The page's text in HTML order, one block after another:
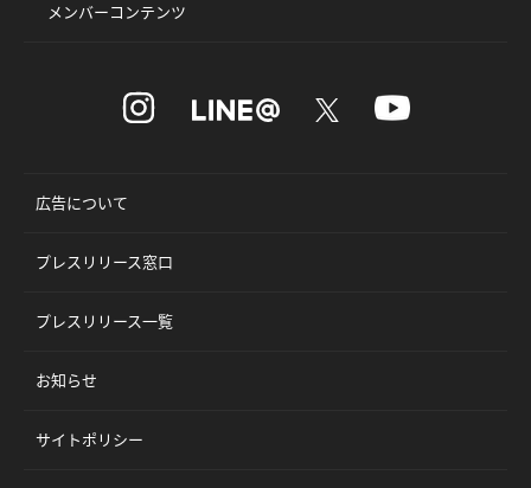
メンバーコンテンツ
広告について
プレスリリース窓口
プレスリリース一覧
お知らせ
サイトポリシー